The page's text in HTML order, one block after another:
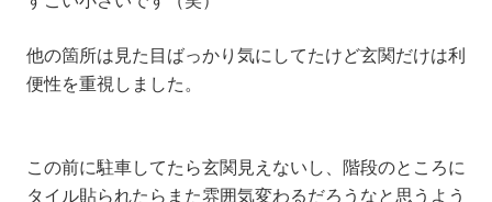
他の箇所は見た目ばっかり気にしてたけど玄関だけは利
便性を重視しました。
この前に駐車してたら玄関見えないし、階段のところに
タイル貼られたらまた雰囲気変わるだろうなと思うよう